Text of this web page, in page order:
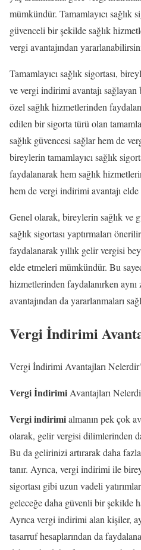
mümkündür. Tamamlayıcı sağlık
güvenceli bir şekilde sağlık
vergi avantajından
Tamamlayıcı sağlık sigortası,
ve vergi indirimi avantajı
özel sağlık hizmetlerinden
edilen bir sigorta türü olan
sağlık güvencesi sağlar hem de
bireylerin tamamlayıcı sağlık
faydalanarak hem sağlık
hem de vergi indirimi avantajı
Genel olarak, bireylerin sağlık ve
sağlık sigortası yaptırmaları
faydalanarak yıllık gelir vergisi
elde etmeleri mümkündür. Bu
hizmetlerinden faydalanırken
avantajından da yararlanmaları
Vergi İndirimi
Vergi İndirimi Avantajları
Vergi İndirimi Avantajları
Vergi indirimialmanın pek çok
olarak, gelir vergisi dilimlerinden
Bu da gelirinizi artırarak daha
tanır. Ayrıca, vergi indirimi ile
sigortası gibi uzun vadeli
geleceğe daha güvenli bir şekilde
Ayrıca vergi indirimi alan kişiler,
tasarruf hesaplarından da